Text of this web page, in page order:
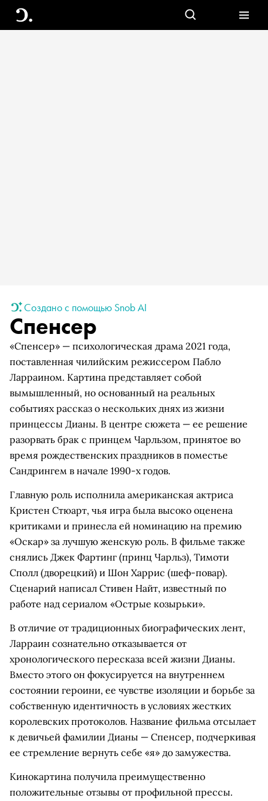
Создано с помощью Snob AI
Спенсер
«Спенсер» — психологическая драма 2021 года,
поставленная чилийским режиссером Пабло
Ларраином. Картина представляет собой
вымышленный, но основанный на реальных
событиях рассказ о нескольких днях из жизни
принцессы Дианы. В центре сюжета — ее решение
разорвать брак с принцем Чарльзом, принятое во
время рождественских праздников в поместье
Сандрингем в начале 1990-х годов.
Главную роль исполнила американская актриса
Кристен Стюарт, чья игра была высоко оценена
критиками и принесла ей номинацию на премию
«Оскар» за лучшую женскую роль. В фильме также
снялись Джек Фартинг (принц Чарльз), Тимоти
Сполл (дворецкий) и Шон Харрис (шеф-повар).
Сценарий написал Стивен Найт, известный по
работе над сериалом «Острые козырьки».
В отличие от традиционных биографических лент,
Ларраин сознательно отказывается от
хронологического пересказа всей жизни Дианы.
Вместо этого он фокусируется на внутреннем
состоянии героини, ее чувстве изоляции и борьбе за
собственную идентичность в условиях жестких
королевских протоколов. Название фильма отсылает
к девичьей фамилии Дианы — Спенсер, подчеркивая
ее стремление вернуть себе «я» до замужества.
Кинокартина получила преимущественно
положительные отзывы от профильной прессы.